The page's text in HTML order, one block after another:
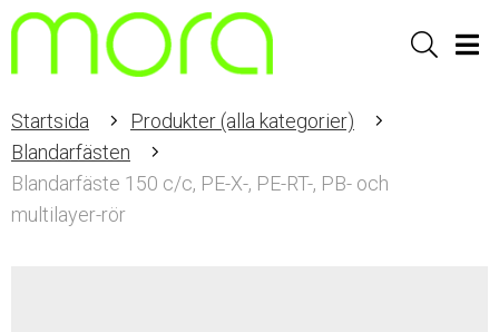
Sök
Startsida
Produkter (alla kategorier)
Blandarfästen
Blandarfäste 150 c/c, PE-X-, PE-RT-, PB- och
multilayer-rör